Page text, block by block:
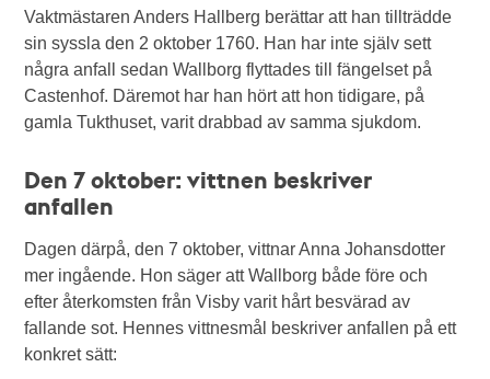
Vaktmästaren Anders Hallberg berättar att han tillträdde
sin syssla den 2 oktober 1760. Han har inte själv sett
några anfall sedan Wallborg flyttades till fängelset på
Castenhof. Däremot har han hört att hon tidigare, på
gamla Tukthuset, varit drabbad av samma sjukdom.
Den 7 oktober: vittnen beskriver
anfallen
Dagen därpå, den 7 oktober, vittnar Anna Johansdotter
mer ingående. Hon säger att Wallborg både före och
efter återkomsten från Visby varit hårt besvärad av
fallande sot. Hennes vittnesmål beskriver anfallen på ett
konkret sätt: